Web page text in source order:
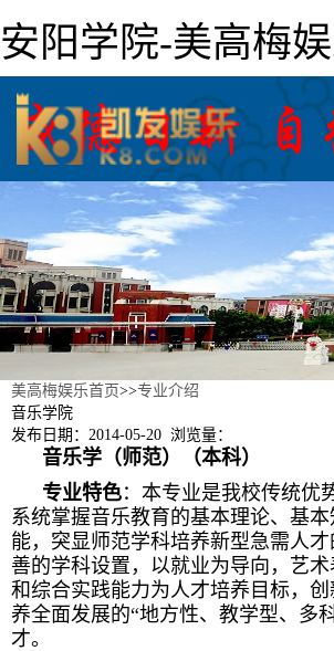
安阳学院-美高梅
美高梅娱乐首页>>专业介绍
音乐学院
发布日期：2014-05-20 浏览量：
音乐学（师范）（本科）
专业特色：本专业是我校传统优
系统掌握音乐教育的基本理论、基
能，突显师范学科培养新型急需人
善的学科设置，以就业为导向，艺
和综合实践能力为人才培养目标，
养全面发展的“地方性、教学型、多
才。